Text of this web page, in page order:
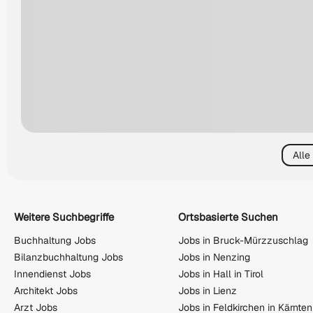
Alle
Weitere Suchbegriffe
Buchhaltung Jobs
Bilanzbuchhaltung Jobs
Innendienst Jobs
Architekt Jobs
Arzt Jobs
Ortsbasierte Suchen
Jobs in Bruck-Mürzzuschlag
Jobs in Nenzing
Jobs in Hall in Tirol
Jobs in Lienz
Jobs in Feldkirchen in Kärnten